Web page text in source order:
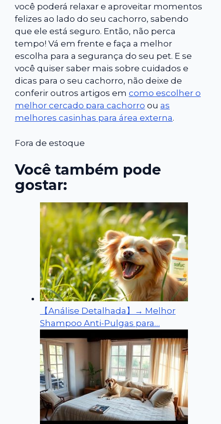
você poderá relaxar e aproveitar momentos
felizes ao lado do seu cachorro, sabendo
que ele está seguro. Então, não perca
tempo! Vá em frente e faça a melhor
escolha para a segurança do seu pet. E se
você quiser saber mais sobre cuidados e
dicas para o seu cachorro, não deixe de
conferir outros artigos em como escolher o
melhor cercado para cachorro ou as
melhores casinhas para área externa.
Fora de estoque
Você também pode
gostar:
【Análise Detalhada】→ Melhor
Shampoo Anti-Pulgas para…